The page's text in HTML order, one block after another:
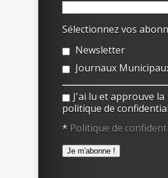
Sélectionnez vos
Newsletter
Journaux
J'ai lu et approuve la
politique de
* Politique de